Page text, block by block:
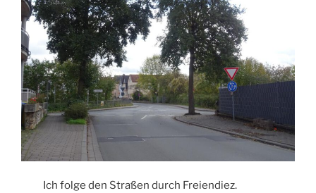
Ich folge den Straßen durch Freiendiez.